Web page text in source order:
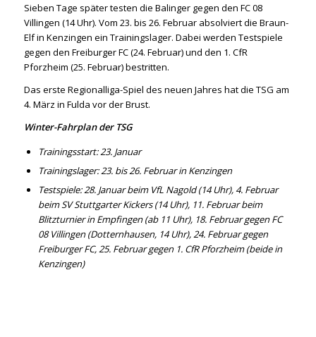
Sieben Tage später testen die Balinger gegen den FC 08
Villingen (14 Uhr). Vom 23. bis 26. Februar absolviert die Braun-
Elf in Kenzingen ein Trainingslager. Dabei werden Testspiele
gegen den Freiburger FC (24. Februar) und den 1. CfR
Pforzheim (25. Februar) bestritten.
Das erste Regionalliga-Spiel des neuen Jahres hat die TSG am
4. März in Fulda vor der Brust.
Winter-Fahrplan der TSG
Trainingsstart: 23. Januar
Trainingslager: 23. bis 26. Februar in Kenzingen
Testspiele: 28. Januar beim VfL Nagold (14 Uhr), 4. Februar
beim SV Stuttgarter Kickers (14 Uhr), 11. Februar beim
Blitzturnier in Empfingen (ab 11 Uhr), 18. Februar gegen FC
08 Villingen (Dotternhausen, 14 Uhr), 24. Februar gegen
Freiburger FC, 25. Februar gegen 1. CfR Pforzheim (beide in
Kenzingen)